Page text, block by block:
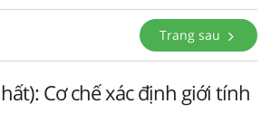
Trang sau
Cơ chế xác định giới tính